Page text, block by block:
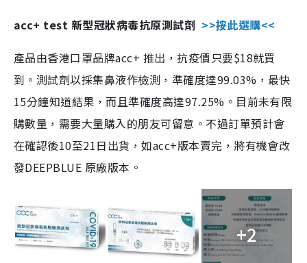
acc+ test 新型冠狀病毒抗原測試劑 >>按此選購<<
產品由香港口罩品牌acc+ 推出，抗疫價只要$18就買
到。測試劑以採集鼻液作檢測，準確度達99.03%，最快
15分鐘知道結果，而且準確度高達97.25%。目前未有限
購數量，需要大量購入的朋友可留意。不過訂單預計會
在確認後10至21日出貨，如acc+版本賣完，將有機會改
發DEEPBLUE 原廠版本。
+2